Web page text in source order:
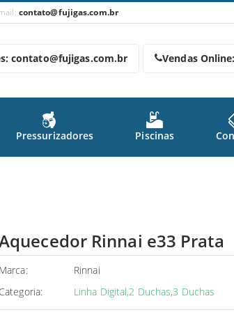
contato@fujigas.com.br
contato@fujigas.com.br Vendas
Pressurizadores Piscinas
Rinnai e33 Prata
Marca:
Rinnai
Categoria:
Linha Digital,2 Duchas,3 Duchas